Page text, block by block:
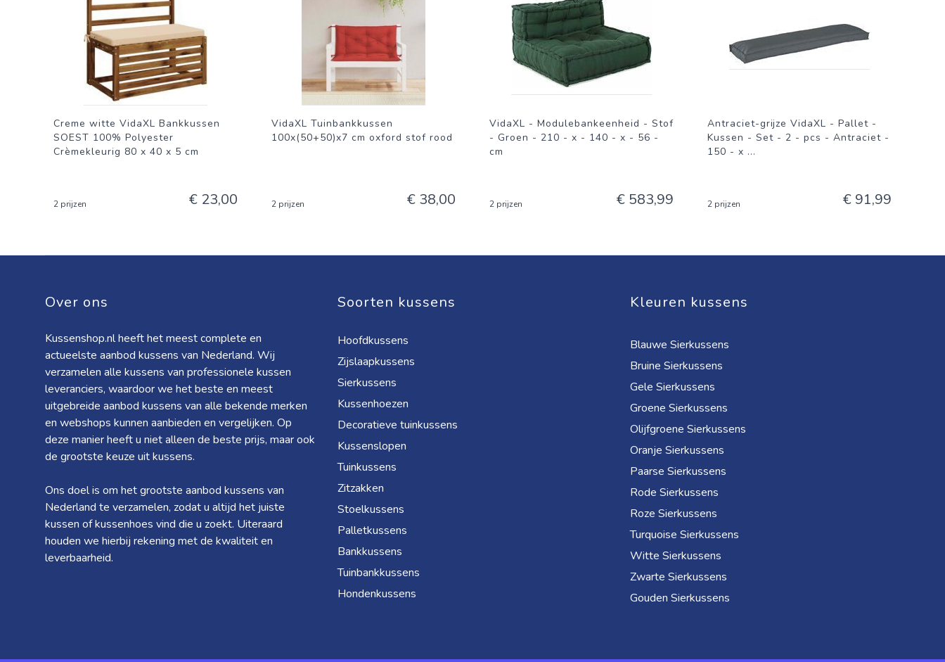
Creme witte VidaXL Bankkussen
SOEST 100% Polyester
Crèmekleurig 80 x 40 x 5 cm
2 prijzen € 23,00
VidaXL Tuinbankkussen
100x(50+50)x7 cm oxford stof rood
2 prijzen € 38,00
VidaXL - Modulebankeenheid - Stof
- Groen - 210 - x - 140 - x - 56 -
cm
2 prijzen € 583,99
Antraciet-grijze VidaXL - Pallet -
Kussen - Set - 2 - pcs - Antraciet -
150 - x ...
2 prijzen € 91,99
Over ons
Kussenshop.nl heeft het meest complete en
actueelste aanbod kussens van Nederland. Wij
verzamelen alle kussens van professionele kussen
leveranciers, waardoor we het beste en meest
uitgebreide aanbod kussens van alle bekende merken
en webshops kunnen aanbieden en vergelijken. Op
deze manier heeft u niet alleen de beste prijs, maar ook
de grootste keuze uit kussens.
Ons doel is om het grootste aanbod kussens van
Nederland te verzamelen, zodat u altijd het juiste
kussen of kussenhoes vind die u zoekt. Uiteraard
houden we hierbij rekening met de kwaliteit en
leverbaarheid.
Soorten kussens
Hoofdkussens
Zijslaapkussens
Sierkussens
Kussenhoezen
Decoratieve tuinkussens
Kussenslopen
Tuinkussens
Zitzakken
Stoelkussens
Palletkussens
Bankkussens
Tuinbankkussens
Hondenkussens
Kleuren kussens
Blauwe Sierkussens
Bruine Sierkussens
Gele Sierkussens
Groene Sierkussens
Olijfgroene Sierkussens
Oranje Sierkussens
Paarse Sierkussens
Rode Sierkussens
Roze Sierkussens
Turquoise Sierkussens
Witte Sierkussens
Zwarte Sierkussens
Gouden Sierkussens